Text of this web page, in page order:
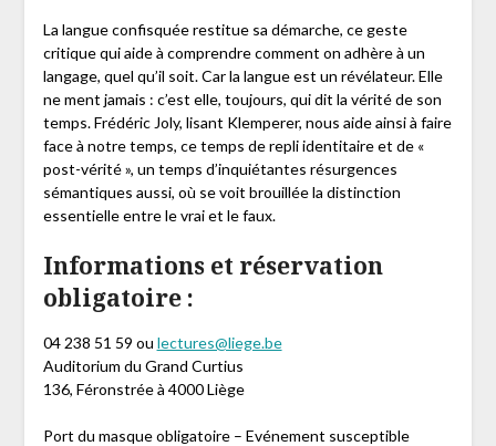
La langue confisquée restitue sa démarche, ce geste
critique qui aide à comprendre comment on adhère à un
langage, quel qu’il soit. Car la langue est un révélateur. Elle
ne ment jamais : c’est elle, toujours, qui dit la vérité de son
temps. Frédéric Joly, lisant Klemperer, nous aide ainsi à faire
face à notre temps, ce temps de repli identitaire et de «
post-vérité », un temps d’inquiétantes résurgences
sémantiques aussi, où se voit brouillée la distinction
essentielle entre le vrai et le faux.
Informations et réservation
obligatoire :
04 238 51 59 ou lectures@liege.be
Auditorium du Grand Curtius
136, Féronstrée à 4000 Liège
Port du masque obligatoire – Evénement susceptible